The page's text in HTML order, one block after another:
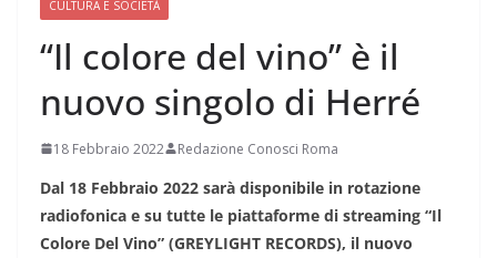
CULTURA E SOCIETÀ
“Il colore del vino” è il
nuovo singolo di Herré
18 Febbraio 2022 Redazione Conosci Roma
Dal 18 Febbraio 2022 sarà disponibile in rotazione
radiofonica e su tutte le piattaforme di streaming “Il
Colore Del Vino” (GREYLIGHT RECORDS), il nuovo